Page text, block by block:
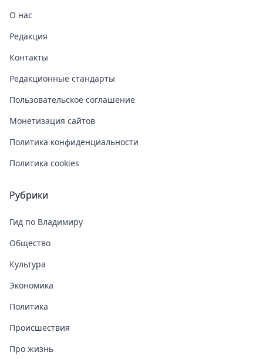
О нас
Редакция
Контакты
Редакционные стандарты
Пользовательское соглашение
Монетизация сайтов
Политика конфиденциальности
Политика cookies
Рубрики
Гид по Владимиру
Общество
Культура
Экономика
Политика
Происшествия
Про жизнь